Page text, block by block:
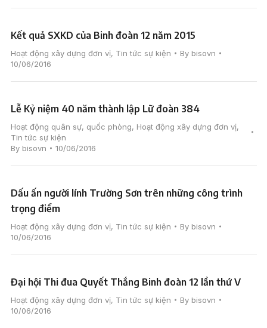
Kết quả SXKD của Binh đoàn 12 năm 2015
Hoạt động xây dựng đơn vị, Tin tức sự kiện By bisovn
10/06/2016
Lễ Kỷ niệm 40 năm thành lập Lữ đoàn 384
Hoạt động quân sự, quốc phòng, Hoạt động xây dựng đơn vị,
Tin tức sự kiện
By bisovn 10/06/2016
Dấu ấn người lính Trường Sơn trên những công trình
trọng điểm
Hoạt động xây dựng đơn vị, Tin tức sự kiện By bisovn
10/06/2016
Đại hội Thi đua Quyết Thắng Binh đoàn 12 lần thứ V
Hoạt động xây dựng đơn vị, Tin tức sự kiện By bisovn
10/06/2016